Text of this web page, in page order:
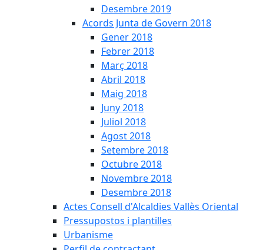
Desembre 2019
Acords Junta de Govern 2018
Gener 2018
Febrer 2018
Març 2018
Abril 2018
Maig 2018
Juny 2018
Juliol 2018
Agost 2018
Setembre 2018
Octubre 2018
Novembre 2018
Desembre 2018
Actes Consell d'Alcaldies Vallès Oriental
Pressupostos i plantilles
Urbanisme